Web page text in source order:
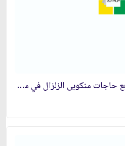
الموضوع: تقصي الأمور ورفع حاجات منكوبى الزلزال في محافظة كرمان‏